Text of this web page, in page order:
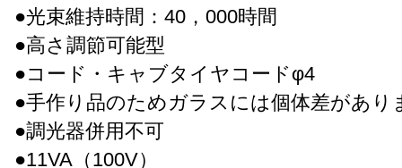
●光束維持時間：40，000時間
●高さ調節可能型
●コード・キャブタイヤコードφ4
●手作り品のためガラスには個体差があり
●調光器併用不可
●11VA（100V）